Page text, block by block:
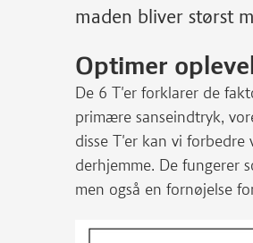
maden bliver størst
Optimer
De 6 T'er forklarer de
primære sanseindtryk,
disse T'er kan vi
derhjemme. De fungerer
men også en fornøjelse